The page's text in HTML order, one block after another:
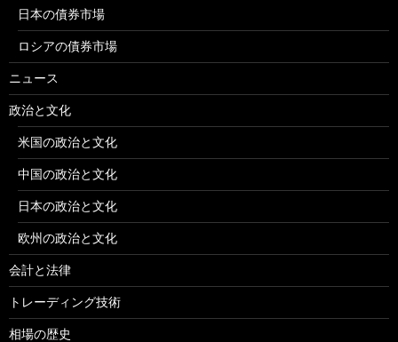
日本の債券市場
ロシアの債券市場
ニュース
政治と文化
米国の政治と文化
中国の政治と文化
日本の政治と文化
欧州の政治と文化
会計と法律
トレーディング技術
相場の歴史